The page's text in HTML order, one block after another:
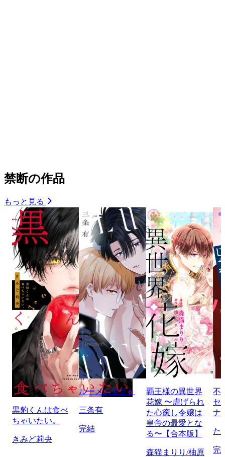
禁断の作品
もっと見る
黒豹くんは食べ
ちゃいたい。
きみど莉央
ルーメンタクト
三条有
完結
覇王様の異世界
花嫁 〜虐げられ
た心癒し令嬢は
皇帝の最愛とな
る〜【合本版】
森猫まりり/柚原
不
セ
ナ
た
完